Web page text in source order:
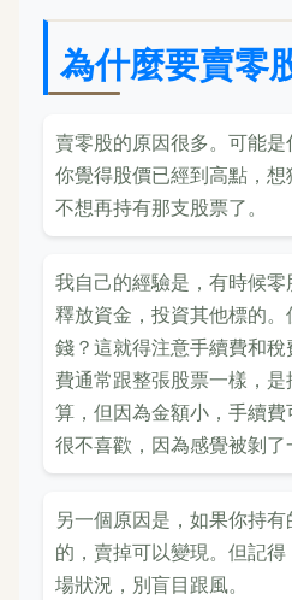
為什麼要賣零
賣零股的原因很多。可能
你覺得股價已經到高點，
不想再持有那支股票了。
我自己的經驗是，有時候
釋放資金，投資其他標的
錢？這就得注意手續費和
費通常跟整張股票一樣，
算，但因為金額小，手續
很不喜歡，因為感覺被剝了
另一個原因是，如果你持
的，賣掉可以變現。但記
場狀況，別盲目跟風。